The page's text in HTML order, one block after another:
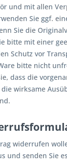
und mit allen
Sie ggf.
Sie die
bitte mit einer
Schutz vor
bitte nicht
dass die
wirksame
widerrufen
und senden Sie